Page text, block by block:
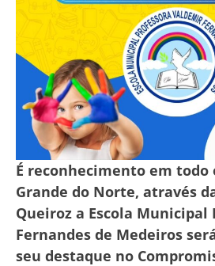
É reconhecimento em todo
Grande do Norte, através
Queiroz a Escola Municipal
Fernandes de Medeiros
seu destaque no